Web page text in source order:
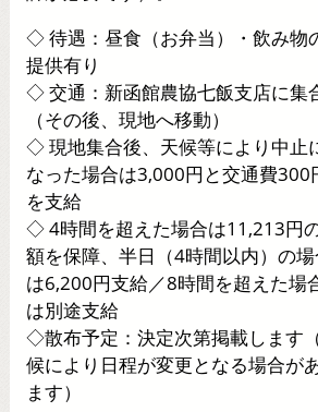
◇ 待遇：昼食（お弁当）・飲み物
提供有り
◇ 交通：新函館農協七飯支店に集
（その後、現地へ移動）
◇ 現地集合後、天候等により中止
なった場合は3,000円と交通費300
を支給
◇ 4時間を超えた場合は11,213円
額を保障、半日（4時間以内）の
は6,200円支給／8時間を超えた場
は別途支給
◇散布予定：決定次第掲載します
候により日程が変更となる場合が
ます）